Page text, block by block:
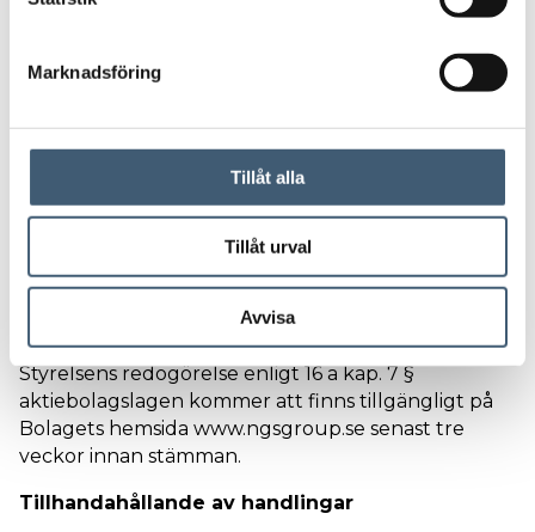
Marknadsföring
Tillåt alla
Tillåt urval
Avvisa
Mot bakgrund av ovan föreslår styrelsen i Bolaget
För giltigt beslut i enlighet med styrelsens förslag
enligt denna punkt krävs att det biträdes av mer än
hälften av de vid stämman avgivna rösterna. De
aktier som innehas av Charlotte Pantzar Huth ska
Styrelsens redogörelse enligt 16 a kap. 7 §
aktiebolagslagen kommer att finns tillgängligt på
Bolagets hemsida www.ngsgroup.se senast tre
veckor innan stämman.
Tillhandahållande av handlingar